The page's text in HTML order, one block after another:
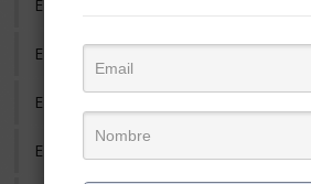
Empleo en el Mundo
Empleo Freelance
Empleo Informal
Empleo Temporal